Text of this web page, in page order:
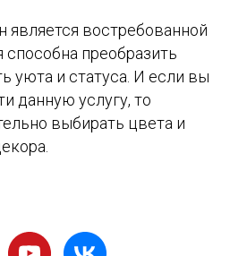
является востребованной
способна преобразить
уюта и статуса. И если вы
данную услугу, то
выбирать цвета и